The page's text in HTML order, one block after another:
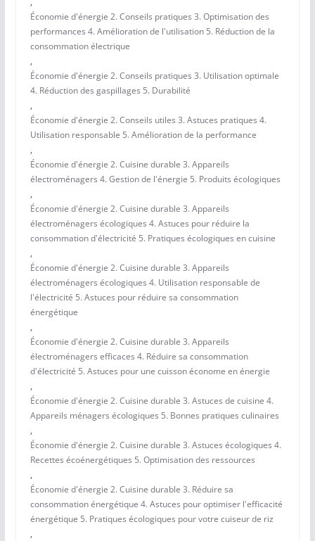
Économie d'énergie 2. Conseils pratiques 3. Optimisation des
performances 4. Amélioration de l'utilisation 5. Réduction de la
consommation électrique
,
Économie d'énergie 2. Conseils pratiques 3. Utilisation optimale
4. Réduction des gaspillages 5. Durabilité
,
Économie d'énergie 2. Conseils utiles 3. Astuces pratiques 4.
Utilisation responsable 5. Amélioration de la performance
,
Économie d'énergie 2. Cuisine durable 3. Appareils
électroménagers 4. Gestion de l'énergie 5. Produits écologiques
,
Économie d'énergie 2. Cuisine durable 3. Appareils
électroménagers écologiques 4. Astuces pour réduire la
consommation d'électricité 5. Pratiques écologiques en cuisine
,
Économie d'énergie 2. Cuisine durable 3. Appareils
électroménagers écologiques 4. Utilisation responsable de
l'électricité 5. Astuces pour réduire sa consommation
énergétique
,
Économie d'énergie 2. Cuisine durable 3. Appareils
électroménagers efficaces 4. Réduire sa consommation
d'électricité 5. Astuces pour une cuisson économe en énergie
,
Économie d'énergie 2. Cuisine durable 3. Astuces de cuisine 4.
Appareils ménagers écologiques 5. Bonnes pratiques culinaires
,
Économie d'énergie 2. Cuisine durable 3. Astuces écologiques 4.
Recettes écoénergétiques 5. Optimisation des ressources
,
Économie d'énergie 2. Cuisine durable 3. Réduire sa
consommation énergétique 4. Astuces pour optimiser l'efficacité
énergétique 5. Pratiques écologiques pour votre cuiseur de riz
,